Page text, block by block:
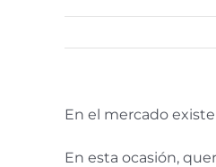
En el mercado
En esta ocasión,